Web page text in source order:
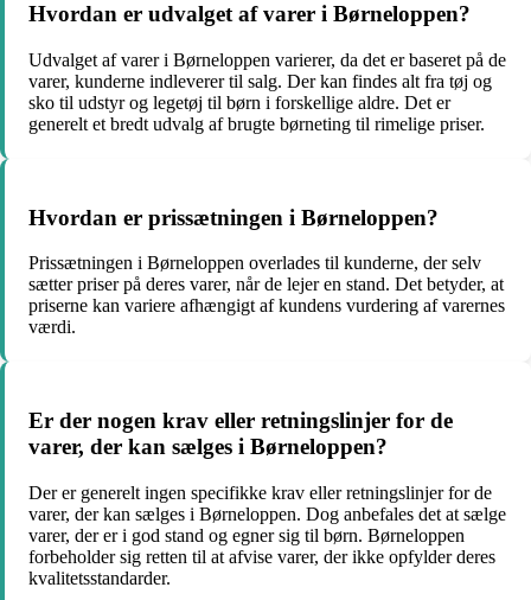
Hvordan er udvalget af varer i Børneloppen?
Udvalget af varer i Børneloppen varierer, da det er baseret på de
varer, kunderne indleverer til salg. Der kan findes alt fra tøj og
sko til udstyr og legetøj til børn i forskellige aldre. Det er
generelt et bredt udvalg af brugte børneting til rimelige priser.
Hvordan er prissætningen i Børneloppen?
Prissætningen i Børneloppen overlades til kunderne, der selv
sætter priser på deres varer, når de lejer en stand. Det betyder, at
priserne kan variere afhængigt af kundens vurdering af varernes
værdi.
Er der nogen krav eller retningslinjer for de
varer, der kan sælges i Børneloppen?
Der er generelt ingen specifikke krav eller retningslinjer for de
varer, der kan sælges i Børneloppen. Dog anbefales det at sælge
varer, der er i god stand og egner sig til børn. Børneloppen
forbeholder sig retten til at afvise varer, der ikke opfylder deres
kvalitetsstandarder.